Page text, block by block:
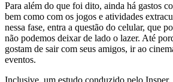
Para além do que foi dito, ainda há gastos
bem como com os jogos e atividades
nessa fase, entra a questão do celular, que
não podemos deixar de lado o lazer. Até
gostam de sair com seus amigos, ir ao
eventos.